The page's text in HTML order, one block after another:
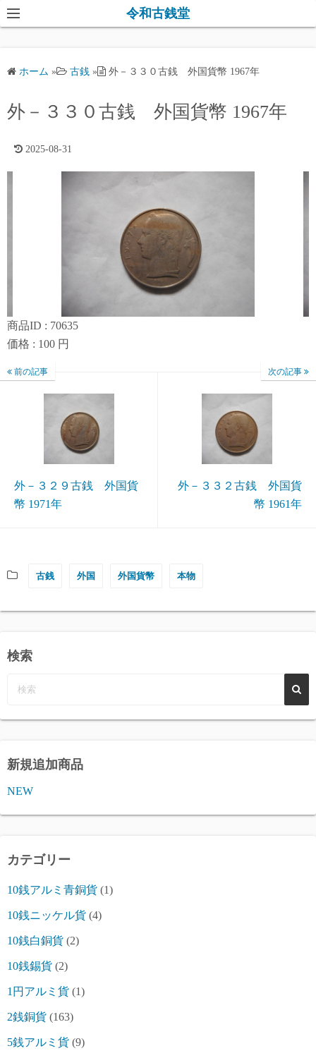
コ
ン
ス
プ
令和古銭堂
ホーム » 古銭 » 外－３３０古銭 外国貨幣 1967年
外－３３０古銭 外国貨幣 1967年
2025-08-31
商品ID : 70635
価格 : 100 円
前の記事
外－３２９古銭 外国貨
幣 1971年
次の記事
外－３３２古銭 外国貨
幣 1961年
古銭 外国 外国貨幣 本物
検索
新規追加商品
NEW
カテゴリー
10銭アルミ青銅貨 (1)
10銭ニッケル貨 (4)
10銭白銅貨 (2)
10銭錫貨 (2)
1円アルミ貨 (1)
2銭銅貨 (163)
5銭アルミ貨 (9)